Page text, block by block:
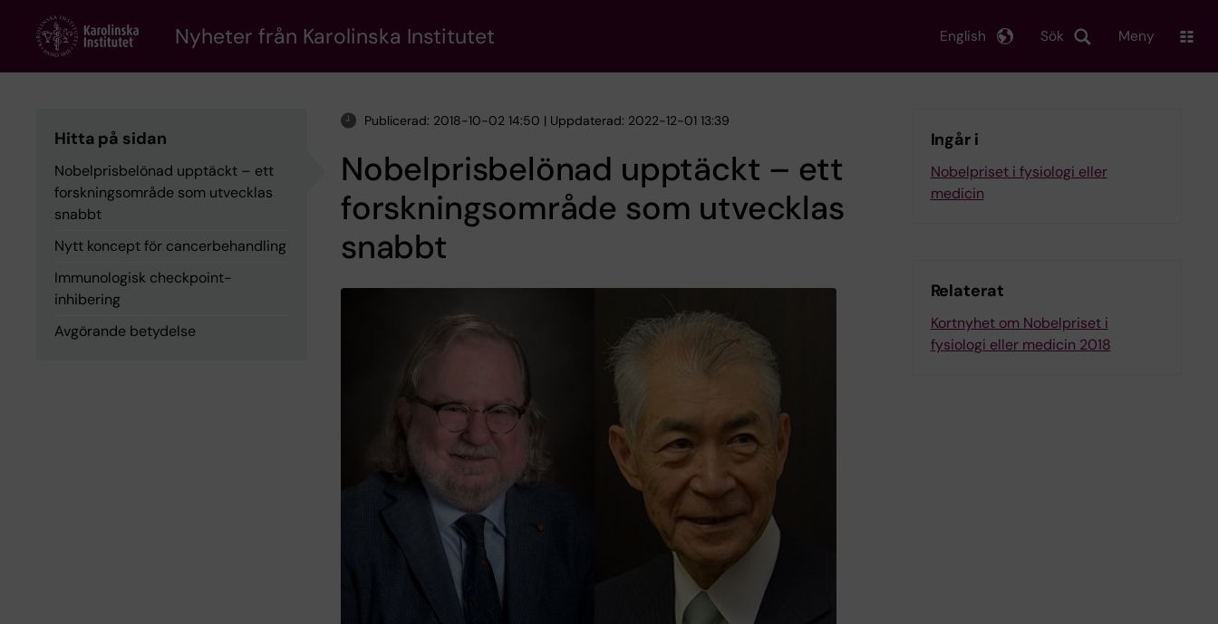
content
Nyheter från Karolinska Institutet Sök
English Meny
Hitta på sidan
Nobelprisbelönad upptäckt – ett
forskningsområde som utvecklas
snabbt
Nytt koncept för cancerbehandling
Immunologisk checkpoint-
inhibering
Avgörande betydelse
Publicerad: 2018-10-02 14:50 | Uppdaterad: 2022-12-01 13:39
Nobelprisbelönad upptäckt – ett
forskningsområde som utvecklas
snabbt
Ingår i
Nobelpriset i fysiologi eller
medicin
Relaterat
Kortnyhet om Nobelpriset i
fysiologi eller medicin 2018